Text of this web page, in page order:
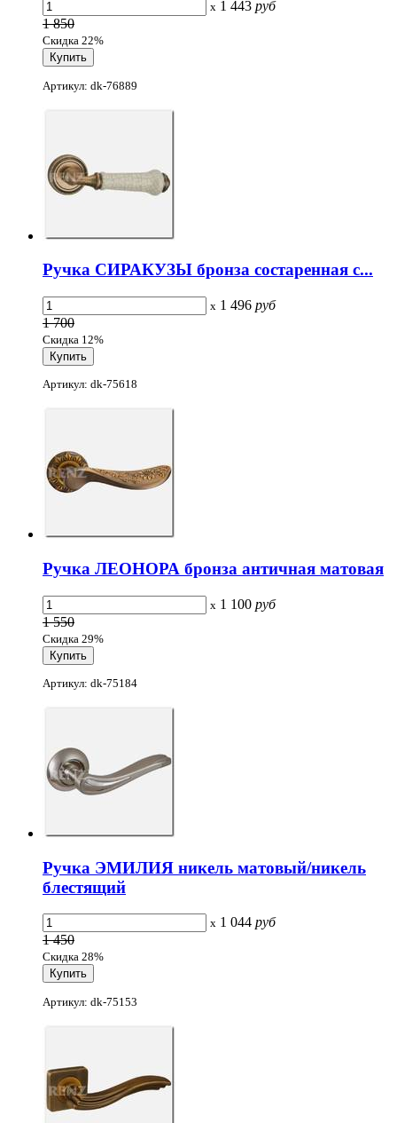
x 1 443 руб
1 850
Скидка 22%
Артикул: dk-76889
Ручка СИРАКУЗЫ бронза состаренная с...
x 1 496 руб
1 700
Скидка 12%
Артикул: dk-75618
Ручка ЛЕОНОРА бронза античная матовая
x 1 100 руб
1 550
Скидка 29%
Артикул: dk-75184
Ручка ЭМИЛИЯ никель матовый/никель
блестящий
x 1 044 руб
1 450
Скидка 28%
Артикул: dk-75153